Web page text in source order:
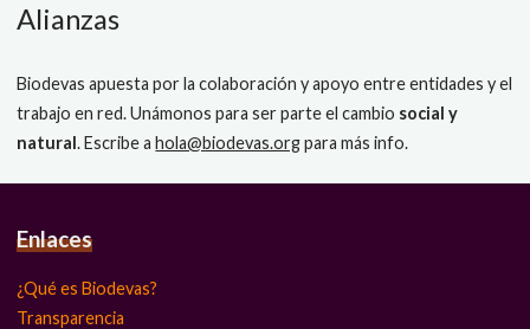
Alianzas
Biodevas apuesta por la colaboración y apoyo entre entidades y el
trabajo en red. Unámonos para ser parte el cambio social y
natural. Escribe ahola@biodevas.orgpara más info.
Enlaces
¿Qué es Biodevas?
Transparencia